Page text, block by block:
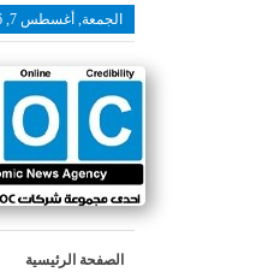
الجمعة, أغسطس 7, 2026
الصفحة الرئيسية